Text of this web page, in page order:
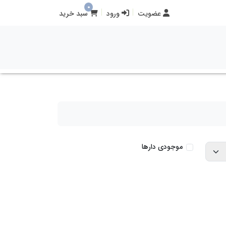
عضویت ورود
0
سبد خرید
موجودی دارها